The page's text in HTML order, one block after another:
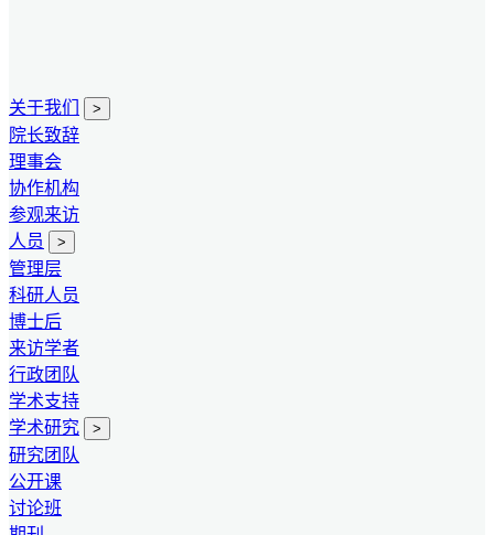
关于我们 >
院长致辞
理事会
协作机构
参观来访
人员
>
管理层
科研人员
博士后
来访学者
行政团队
学术支持
学术研究
>
研究团队
公开课
讨论班